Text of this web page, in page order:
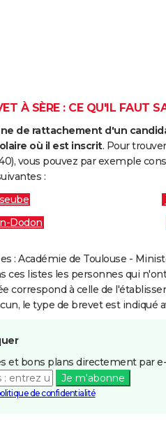
À SÈRE : CE QU'IL FAUT
de rattachement d'un
où il est inscrit. Pour
vous pouvez par exemple
:
Dodon
: Académie de Toulouse -
ces listes les personnes qui
correspond à celle de
le type de brevet est indiqué
et bons plans directement par
Je m'abonne
de confidentialité